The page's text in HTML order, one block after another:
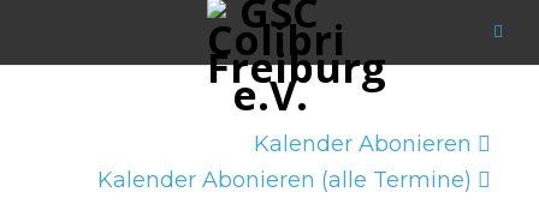
Kalender Abonieren
Kalender Abonieren (alle Termine)